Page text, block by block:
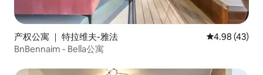
产权公寓 ｜ 特拉维夫-雅法 平均评分
4.98 (43)
BnBennaim - Bella公寓